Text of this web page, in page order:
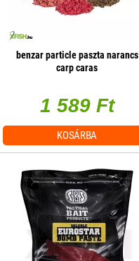
benzar particle paszta narancs
carp caras
1 589 Ft
KOSÁRBA